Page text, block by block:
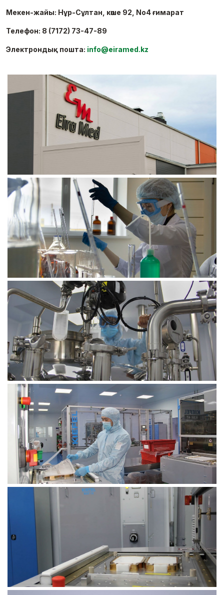
Мекен-жайы: Нұр-Сұлтан, көше 92, No4 ғимарат
Телефон: 8 (7172) 73-47-89
Электрондық пошта: info@eiramed.kz